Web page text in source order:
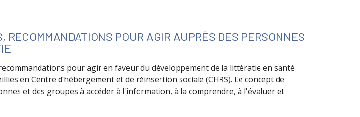
RECOMMANDATIONS POUR AGIR AUPRÈS DES PERSONNES
pour agir en faveur du développement de la littératie en santé
en Centre d’hébergement et de réinsertion sociale (CHRS). Le concept de
et des groupes à accéder à l'information, à la comprendre, à l'évaluer et